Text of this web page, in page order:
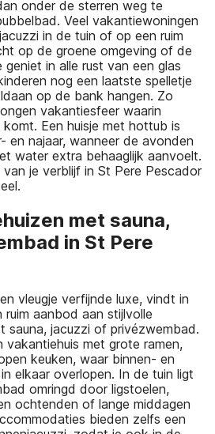
onder de sterren weg te
Veel vakantiewoningen
in de tuin of op een ruim
op de groene omgeving of de
in alle rust van een glas
nog een laatste spelletje
op de bank hangen. Zo
vakantiesfeer waarin
Een huisje met hottub is
en najaar, wanneer de avonden
water extra behaaglijk aanvoelt.
je verblijf in St Pere Pescador
met sauna,
in St Pere
vleugje verfijnde luxe, vindt in
aanbod aan stijlvolle
sauna, jacuzzi of privézwembad.
vakantiehuis met grote ramen,
keuken, waar binnen- en
elkaar overlopen. In de tuin ligt
omringd door ligstoelen,
ochtenden of lange middagen
bieden zelfs een